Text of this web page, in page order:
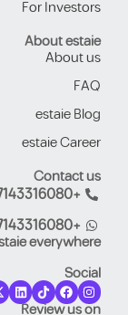
For Investors
About estaie
About us
FAQ
estaie Blog
estaie Career
Contact us
+97143316080
+97143316080
everywhere
Social
Review us on